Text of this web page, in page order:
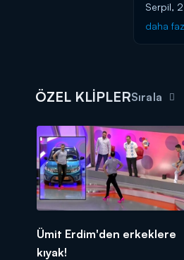
Serpil,
daha
ÖZEL KLİPLERSırala
Ümit Erdim'den erkeklere
kıyak!